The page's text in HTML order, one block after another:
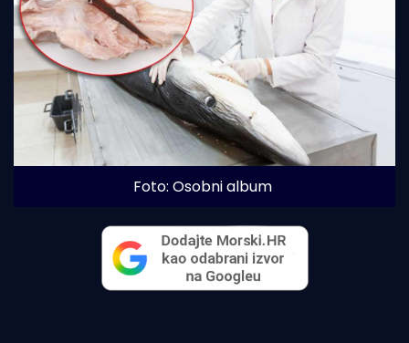
Foto: Osobni album